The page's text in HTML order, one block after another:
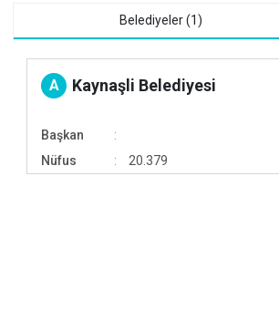
Akçakoca
Belediyeler (1)
A Kaynaşli Belediyesi
Başkan
Nüfus
20.379